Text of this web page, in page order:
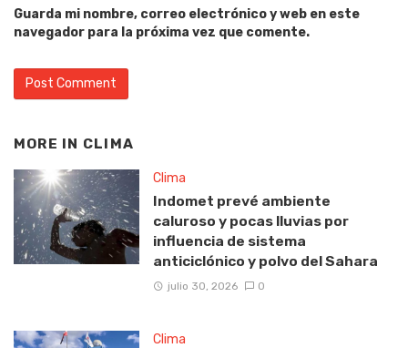
Guarda mi nombre, correo electrónico y web en este
navegador para la próxima vez que comente.
MORE IN CLIMA
Clima
Indomet prevé ambiente
caluroso y pocas lluvias por
influencia de sistema
anticiclónico y polvo del Sahara
julio 30, 2026 0
Clima